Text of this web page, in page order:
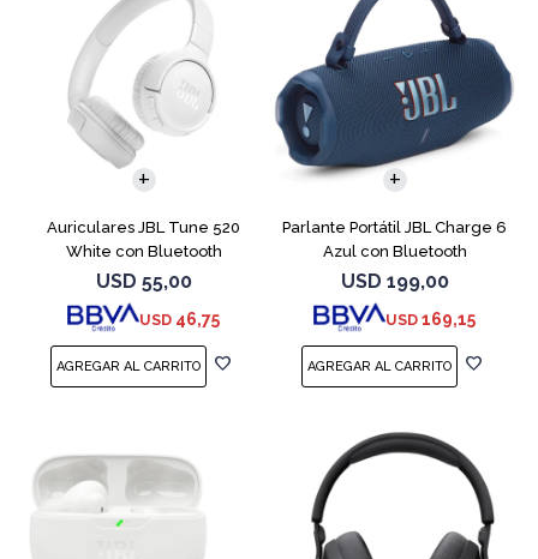
Auriculares JBL Tune 520
White con Bluetooth
USD 55,00
USD 46,75
Parlante Portátil JBL Charge 6
Azul con Bluetooth
USD 199,00
USD 169,15